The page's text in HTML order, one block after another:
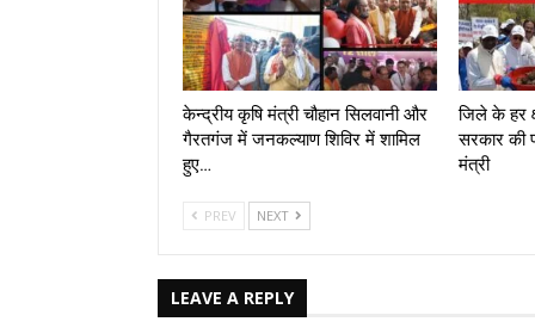
केन्द्रीय कृषि मंत्री चौहान सिलवानी और
गैरतगंज में जनकल्याण शिविर में शामिल
हुए…
जिले के हर
सरकार की
मंत्री
PREV NEXT
LEAVE A REPLY